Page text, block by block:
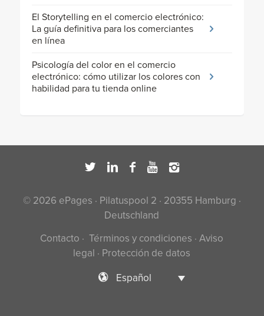
El Storytelling en el comercio electrónico:
La guía definitiva para los comerciantes
en línea
Psicología del color en el comercio
electrónico: cómo utilizar los colores con
habilidad para tu tienda online
© 2026 ePages · Pilatuspool 2 · 20355 Hamburg ·
Deutschland
Contacto · Términos y condiciones ·Aviso
legal · Protección de datos
Español